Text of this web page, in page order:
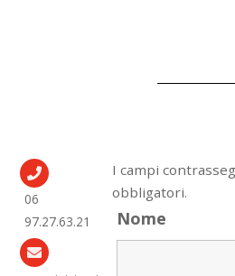
06
97.27.63.21
I campi
obbligatori.
Nome